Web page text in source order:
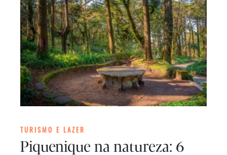
TURISMO E LAZER
Piquenique na natureza: 6